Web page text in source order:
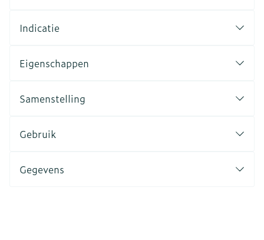
Indicatie
Eigenschappen
Samenstelling
Gebruik
Gegevens